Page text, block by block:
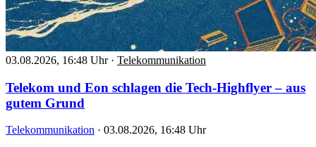
03.08.2026, 16:48 Uhr · Telekommunikation
Telekom und Eon schlagen die Tech-Highflyer – aus
gutem Grund
Telekommunikation · 03.08.2026, 16:48 Uhr